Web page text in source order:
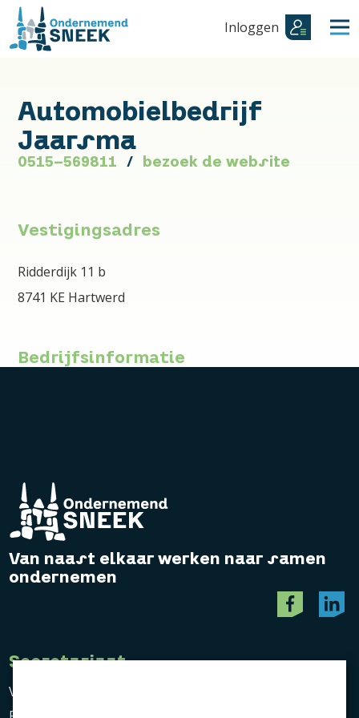
Inloggen
Automobielbedrijf
Jaarsma
0515-569811 bezoek de website
Vestigingsadres
Ridderdijk 11 b
8741 KE Hartwerd
Bedrijfsinformatie
Van naast elkaar werken naar samen
ondernemen
Secretariaat
Vereniging Ondernemend Sneek